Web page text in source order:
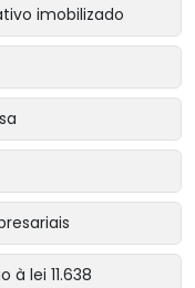
imobilizado
lei 11.638